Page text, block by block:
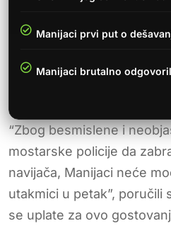
Manijaci prvi put o
Manijaci brutalno
“Zbog besmislene i
mostarske policije da
navijača, Manijaci neće
utakmici u petak”, poručili
se uplate za ovo